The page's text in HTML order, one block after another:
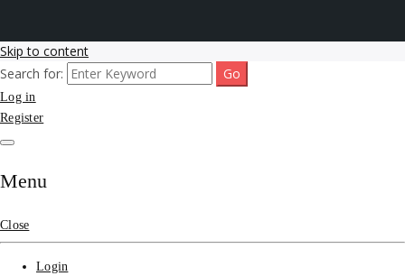
Skip to content
รับจ้างโพสขายบ้าน ติดAI
Search รับทำSEOรายเดือน
ติดหน้า1google ราคาถูก
มาก SEOขายของ บ้าน
ที่ดินฟรีประกาศ ที่เดียวใน
รับโพสต์เว็บขายบ้าน อสังหา ทำSEOรายเดือนราคาถูก เน้นติดAI โพสต์
ประกาศบ้านที่ดินฟรี SEOขายบ้าน รับจ้างโพสต์บ้านที่ดินติดหน้า1goolge
ราคาถูกที่สุด ฟรีลงประกาศอสังหา รับทำSEOขายสินค้า
Search for:
Log in
Register
Menu
Close
Login